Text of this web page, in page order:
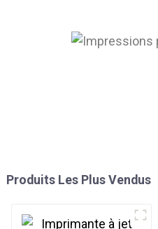
Produits Les Plus Vendus